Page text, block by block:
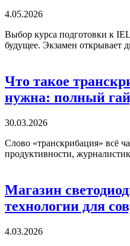
4.05.2026
Выбор курса подготовки к
будущее. Экзамен открывает
Что такое
нужна: полный
30.03.2026
Слово «транскрибация» всё
продуктивности,
Магазин
технологии для
4.03.2026